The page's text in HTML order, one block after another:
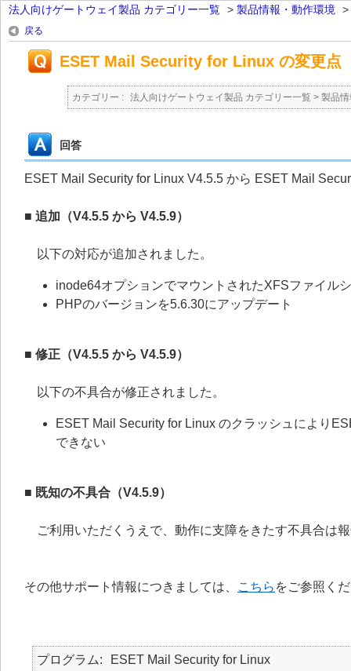
法人向けゲートウェイ製品 カテゴリー一覧 > 製品情報・動作環境 >
戻る
ESET Mail Security for Linux の変更点
カテゴリー : 法人向けゲートウェイ製品 カテゴリー一覧 > 製品
回答
ESET Mail Security for Linux V4.5.5 から ESET Mail
■ 追加（V4.5.5 から V4.5.9）
以下の対応が追加されました。
inode64オプションでマウントされたXFSファイル
PHPのバージョンを5.6.30にアップデート
■ 修正（V4.5.5 から V4.5.9）
以下の不具合が修正されました。
ESET Mail Security for Linux のクラッシュにより
できない
■ 既知の不具合（V4.5.9）
ご利用いただくうえで、動作に支障をきたす不具合は
その他サポート情報につきましては、 こちら をご参照く
プログラム ESET Mail Security for Linux